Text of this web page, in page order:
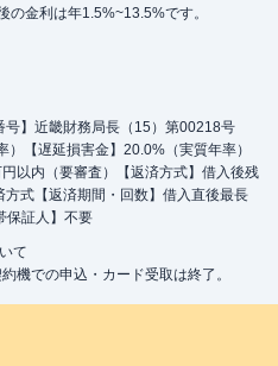
金利は年1.5%~13.5%です。
】近畿財務局長（15）第00218号
）【遅延損害金】20.0%（実質年率）
以内（要審査）【返済方式】借入後残
式【返済期間・回数】借入直後最長
保証人】不要
て
機での申込・カード受取は終了。